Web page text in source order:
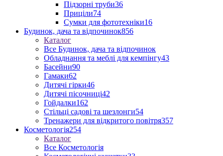
Підзорні труби36
Приціли74
Сумки для фототехніки16
Будинок, дача та відпочинок856
Каталог
Все Будинок, дача та відпочинок
Обладнання та меблі для кемпінгу43
Басейни90
Гамаки62
Дитячі гірки46
Дитячі пісочниці42
Гойдалки162
Стільці садові та шезлонги54
Тренажери для відкритого повітря357
Косметологія254
Каталог
Все Косметологія